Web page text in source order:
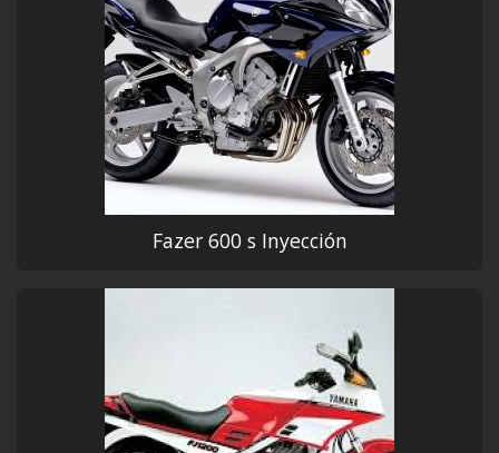
Fazer 600 s Inyección